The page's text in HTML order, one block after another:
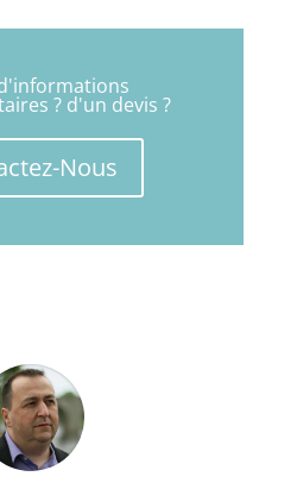
? d'un devis ?
Nous